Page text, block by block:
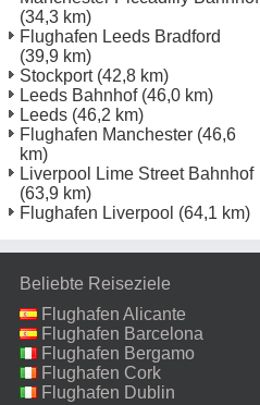
(34,3 km)
Flughafen Leeds Bradford
(39,9 km)
Stockport(42,8 km)
Leeds Bahnhof(46,0 km)
Leeds (46,2 km)
Flughafen Manchester (46,6
km)
Liverpool Lime Street Bahnhof
(63,9 km)
Flughafen Liverpool (64,1 km)
Beliebte Reiseziele
Flughafen Alicante
Flughafen Barcelona
Flughafen Bergamo
Flughafen Cork
Flughafen Dublin